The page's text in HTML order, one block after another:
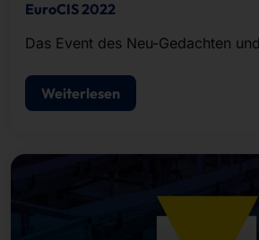
EuroCIS 2022
Das Event des Neu-Gedachten
machen, Entwicklungen
unterwegs sind in die digitale
Weiterlesen